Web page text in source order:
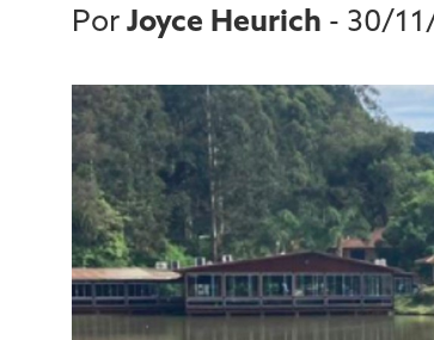
PorJoyce Heurich - 30/